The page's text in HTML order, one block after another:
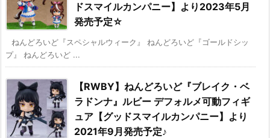
ドスマイルカンパニー】より2023年5月
発売予定☆
ねんどろいど『スペシャルウィーク』 ねんどろいど『ゴールドシッ
プ』 ねんどろいど ...
【RWBY】ねんどろいど『ブレイク・ベ
ラドンナ』ルビー デフォルメ可動フィギ
ュア【グッドスマイルカンパニー】より
2021年9月発売予定♪